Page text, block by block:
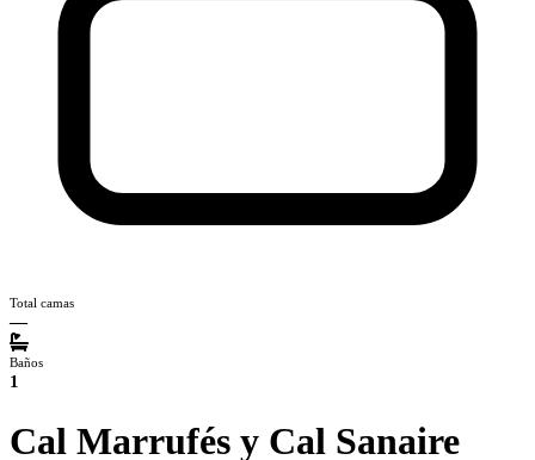
Total camas
—
Baños
1
Cal Marrufés y Cal Sanaire